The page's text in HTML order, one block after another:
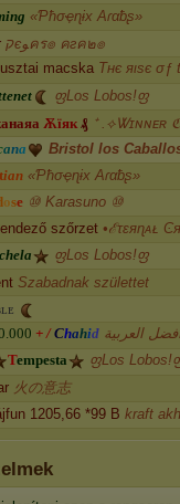
ing «Ƥħσҿɳɨx Aɾαƀʂ»
קєﻮคร๏ คгค๒๏
macska Tнє яιѕє σƒ
tenet
ფLos Lobos!ფ
анаяа Ѫїяк ₰ ⁺ .⟡Ꮤɪɴɴᴇʀ
ana
Bristol los
tian «Ƥħσҿɳɨx Aɾαƀʂ»
ose ⑩ Karasuno ⑩
szőrzet •ℰτɛяɳᴀᴌ
chela
ფLos Lobos!ფ
Szabadnak születtet
ʟᴇ
.000 + / Chahid العربية
Tempesta
ფLos
火の意志
1205,66 *99 B kraft